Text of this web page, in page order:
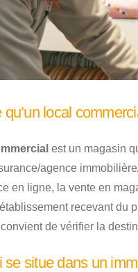
qu’un local
est un magasin
agence
en ligne, la vente en
recevant du
de vérifier la
se situe dans un